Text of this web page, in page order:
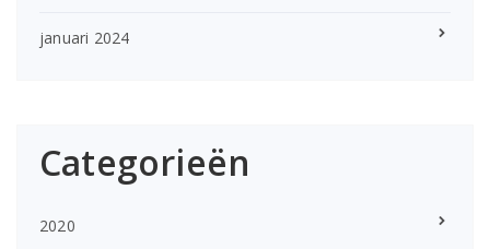
januari 2024
Categorieën
2020